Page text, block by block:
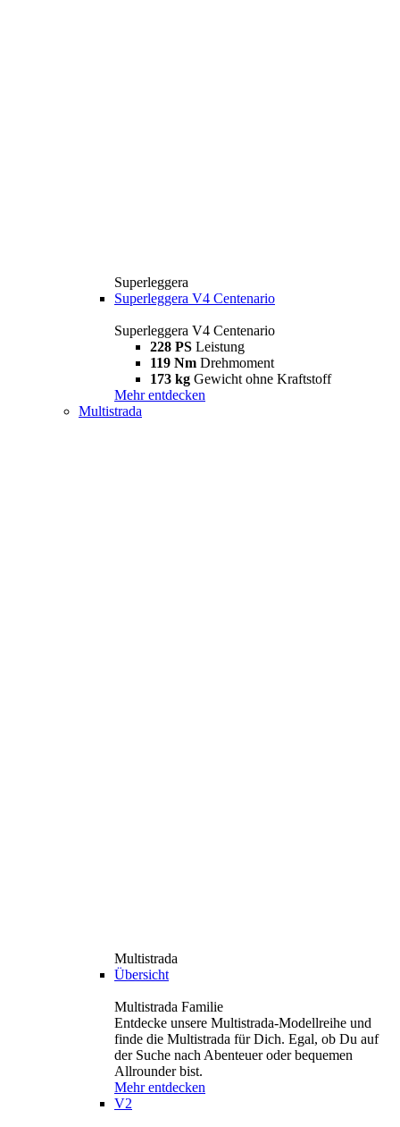
Superleggera
Superleggera V4 Centenario
Superleggera V4 Centenario
228 PS Leistung
119 Nm Drehmoment
173 kg Gewicht ohne Kraftstoff
Mehr entdecken
Multistrada
Multistrada
Übersicht
Multistrada Familie
Entdecke unsere Multistrada-Modellreihe und
finde die Multistrada für Dich. Egal, ob Du auf
der Suche nach Abenteuer oder bequemen
Allrounder bist.
Mehr entdecken
V2